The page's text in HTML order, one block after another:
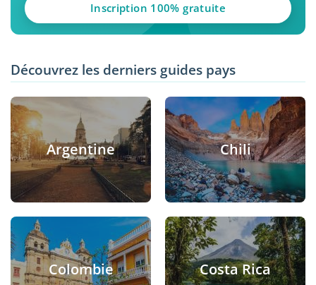
Inscription 100% gratuite
Découvrez les derniers guides pays
Argentine Chili
Colombie Costa Rica